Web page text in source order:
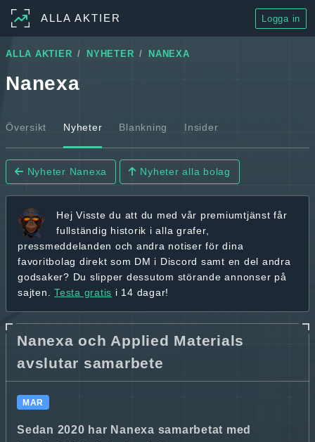
ALLA AKTIER Logga in
ALLA AKTIER NYHETER NANEXA
Nanexa
Översikt Nyheter Blankning Insider
Nyheter Nanexa Nyheter alla bolag
Hej Visste du att du med vår premiumtjänst får
fullständig historik i alla grafer,
pressmeddelanden och andra notiser för dina
favoritbolag direkt som DM i Discord samt en del andra
godsaker? Du slipper dessutom störande annonser på
sajten. Testa gratis i 14 dagar!
Nanexa och Applied Materials
avslutar samarbete
MAR
Sedan 2020 har Nanexa samarbetat med